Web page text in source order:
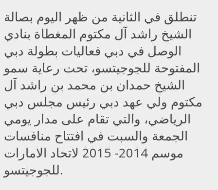
تنطلق في الثانية من ظهر اليوم بصالة
الشيخ راشد آل مكتوم المغطاة بنادي
الوصل في دبي فعاليات بطولة دبي
المفتوحة للجوجيتسو، تحت رعاية سمو
الشيخ حمدان بن محمد بن راشد آل
مكتوم ولي عهد دبي رئيس مجلس دبي
الرياضي، والتي تقام على مدار يومي
الجمعة والسبت في افتتاح منافسات
موسم 2014- 2015 لاتحاد الامارات
للجوجيتسو.